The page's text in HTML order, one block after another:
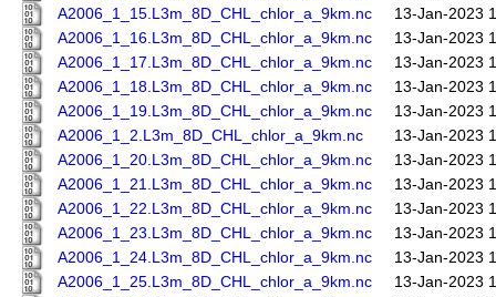
A2006_1_15.L3m_8D_CHL_chlor_a_9km.nc
13-Jan-2023
A2006_1_16.L3m_8D_CHL_chlor_a_9km.nc
13-Jan-2023
A2006_1_17.L3m_8D_CHL_chlor_a_9km.nc
13-Jan-2023
A2006_1_18.L3m_8D_CHL_chlor_a_9km.nc
13-Jan-2023
A2006_1_19.L3m_8D_CHL_chlor_a_9km.nc
13-Jan-2023
A2006_1_2.L3m_8D_CHL_chlor_a_9km.nc
13-Jan-2023
A2006_1_20.L3m_8D_CHL_chlor_a_9km.nc
13-Jan-2023
A2006_1_21.L3m_8D_CHL_chlor_a_9km.nc
13-Jan-2023
A2006_1_22.L3m_8D_CHL_chlor_a_9km.nc
13-Jan-2023
A2006_1_23.L3m_8D_CHL_chlor_a_9km.nc
13-Jan-2023
A2006_1_24.L3m_8D_CHL_chlor_a_9km.nc
13-Jan-2023
A2006_1_25.L3m_8D_CHL_chlor_a_9km.nc
13-Jan-2023